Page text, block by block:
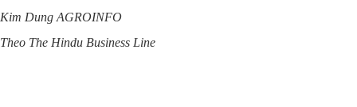
Kim Dung AGROINFO
Theo The Hindu Business Line